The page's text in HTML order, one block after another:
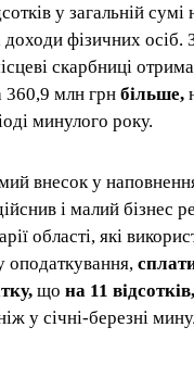
у загальній
фізичних осіб.
скарбниці
млн грн більше,
минулого року.
внесок у
і малий бізнес
області, які
що на 11
у січні-березні